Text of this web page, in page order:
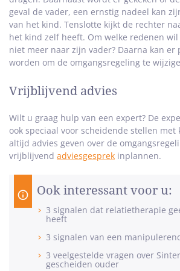
geval de vader, een ernstig nadeel kan
van het kind. Tenslotte kijkt de rechter
het kind zelf heeft. Om welke redenen
niet meer naar zijn vader? Daarna kan er
worden om de omgangsregeling te
Vrijblijvend advies
Wilt u graag hulp van een expert? De
ook speciaal voor scheidende stellen
altijd advies geven over de
vrijblijvend adviesgesprek inplannen.
Ook interessant voor u:
3 signalen dat relatietherapie
heeft
3 signalen van een
3 veelgestelde vragen over
gescheiden ouder